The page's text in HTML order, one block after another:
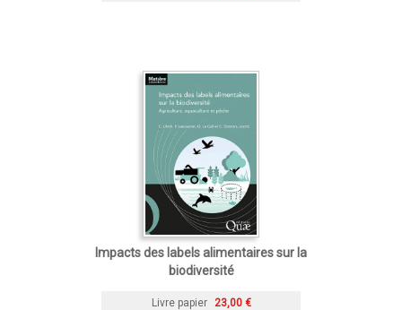
Impacts des labels alimentaires sur la
biodiversité
Livre papier 23,00 €